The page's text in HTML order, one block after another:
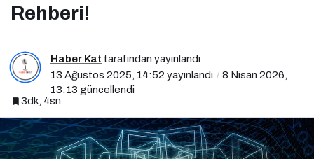
Rehberi!
Haber Kat tarafından yayınlandı
13 Ağustos 2025, 14:52 yayınlandı
8 Nisan 2026,
13:13 güncellendi
3dk, 4sn